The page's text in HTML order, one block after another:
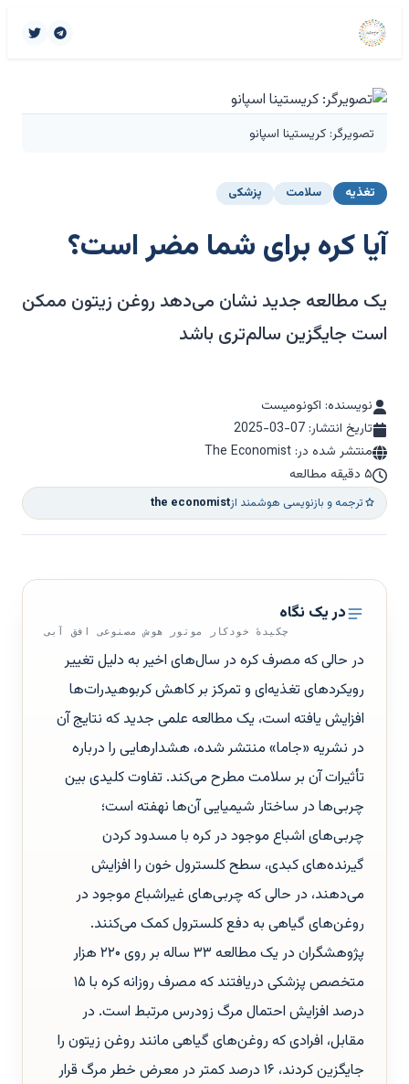
تصویرگر: کریستینا اسپانو
تغذیه سلامت پزشکی
آیا کره برای شما مضر است؟
یک مطالعه جدید نشان می‌دهد روغن زیتون ممکن
است جایگزین سالم‌تری باشد
نویسنده: اکونومیست
تاریخ انتشار: 2025-03-07
منتشر شده در: The Economist
۵ دقیقه مطالعه
ترجمه و بازنویسی هوشمند ازthe economist
در یک نگاه
چکیدهٔ خودکار موتور هوش مصنوعی افق آبی
در حالی که مصرف کره در سال‌های اخیر به دلیل تغییر
رویکردهای تغذیه‌ای و تمرکز بر کاهش کربوهیدرات‌ها
افزایش یافته است، یک مطالعه علمی جدید که نتایج آن
در نشریه «جاما» منتشر شده، هشدارهایی را درباره
تأثیرات آن بر سلامت مطرح می‌کند. تفاوت کلیدی بین
چربی‌ها در ساختار شیمیایی آن‌ها نهفته است؛
چربی‌های اشباع موجود در کره با مسدود کردن
گیرنده‌های کبدی، سطح کلسترول خون را افزایش
می‌دهند، در حالی که چربی‌های غیراشباع موجود در
روغن‌های گیاهی به دفع کلسترول کمک می‌کنند.
پژوهشگران در یک مطالعه ۳۳ ساله بر روی ۲۲۰ هزار
متخصص پزشکی دریافتند که مصرف روزانه کره با ۱۵
درصد افزایش احتمال مرگ زودرس مرتبط است. در
مقابل، افرادی که روغن‌های گیاهی مانند روغن زیتون را
جایگزین کردند، ۱۶ درصد کمتر در معرض خطر مرگ قرار